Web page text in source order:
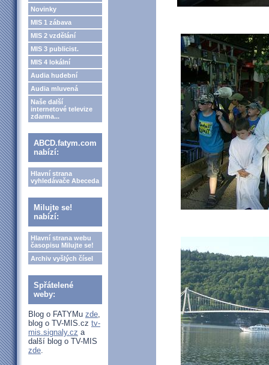
Novinky
MIS 1 zábava
MIS 2 vzdělání
MIS 3 publicist.
MIS 4 lokální
Audia hudební
Audia mluvená
Naše další
internetové televize
zdarma...
ABCD.fatym.com
nabízí:
Hlavní strana
vyhledávače Abeceda
Milujte se!
nabízí:
Hlavní strana webu
časopisu Milujte se!
Archiv vyšlých čísel
Spřátelené
weby:
Blog o FATYMu zde,
blog o TV-MIS.cz tv-
mis.signaly.cz a
další blog o TV-MIS
zde.